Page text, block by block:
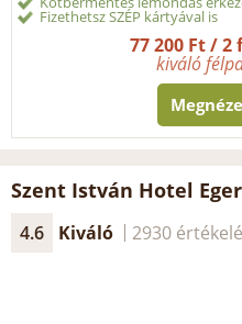
Fizethetsz SZÉP kártyával is
77 200 Ft /
kiváló
Szent István Hotel Eger
4.6 Kiváló 2930